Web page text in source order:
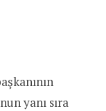
yanı sıra